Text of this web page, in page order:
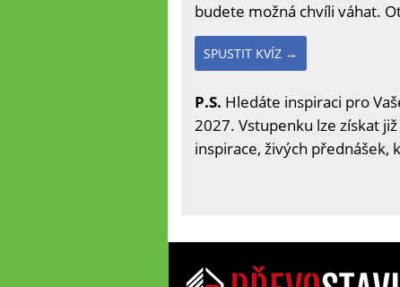
budete možná chvíli váhat.
SPUSTIT KVÍZ →
P.S. Hledáte inspiraci pro
2027. Vstupenku lze získat
inspirace, živých přednášek,